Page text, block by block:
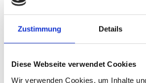
Zustimmung Details
Diese Webseite verwendet Cookies
Wir verwenden Cookies, um Inhalte
Diese Vorgänge werden vorbereitet
erforderlich.